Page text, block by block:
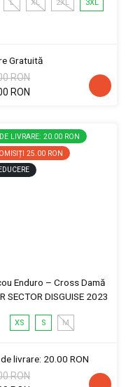
L XL 2XL 3XL
Gratuită
RON
RON
LIVRARE: 20.00 RON
25.00 RON
Enduro – Cross Damă
SECTOR DISGUISE 2023
XS S M
livrare: 20.00 RON
RON